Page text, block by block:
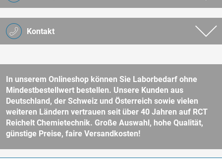
Kontakt
In unserem Onlineshop können Sie Laborbedarf ohne
Mindestbestellwert bestellen. Unsere Kunden aus
Deutschland, der Schweiz und Österreich sowie vielen
weiteren Ländern vertrauen seit über 40 Jahren auf RCT
Reichelt Chemietechnik. Große Auswahl, hohe Qualität,
günstige Preise, faire Versandkosten!